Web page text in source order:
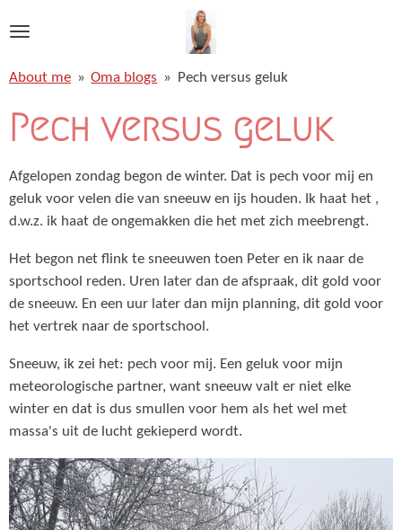
direct
de
hoofdinhoud
About me » Oma blogs » Pech versus geluk
Pech versus geluk
Afgelopen zondag begon de winter. Dat is pech voor mij en
geluk voor velen die van sneeuw en ijs houden. Ik haat het ,
d.w.z. ik haat de ongemakken die het met zich meebrengt.
Het begon net flink te sneeuwen toen Peter en ik naar de
sportschool reden. Uren later dan de afspraak, dit gold voor
de sneeuw. En een uur later dan mijn planning, dit gold voor
het vertrek naar de sportschool.
Sneeuw, ik zei het: pech voor mij. Een geluk voor mijn
meteorologische partner, want sneeuw valt er niet elke
winter en dat is dus smullen voor hem als het wel met
massa's uit de lucht gekieperd wordt.